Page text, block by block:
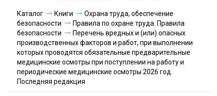
Условия доставки
Условия оплаты
Контакты
Акции и скидки
Каталог Книги
Охрана труда, обеспечение
безопасности
Правила по охране труда. Правила
безопасности
Перечень вредных и (или) опасных
производственных факторов и работ, при выполнении
которых проводятся обязательные предварительные
медицинские осмотры при поступлении на работу и
периодические медицинские осмотры 2026 год.
Последняя редакция